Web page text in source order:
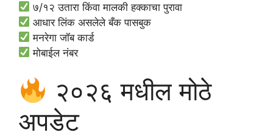
७/१२ उतारा किंवा मालकी हक्काचा पुरावा
आधार लिंक असलेले बँक पासबुक
मनरेगा जॉब कार्ड
मोबाईल नंबर
२०२६ मधील मोठे
अपडेट